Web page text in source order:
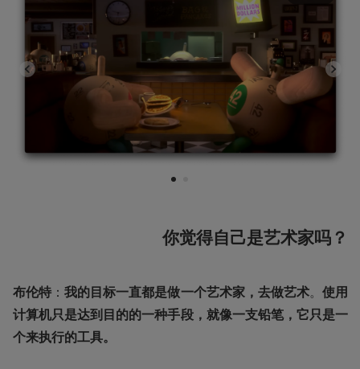
1
你觉得自己是艺术家吗？
布伦特 ：我的目标一直都是做一个艺术家，去做艺术。 使用
计算机只是达到目的的一种手段，就像一支铅笔，它只是一
个来执行的工具。